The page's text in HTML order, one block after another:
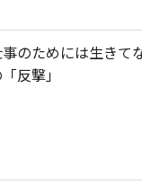
のためには生きて
反撃」